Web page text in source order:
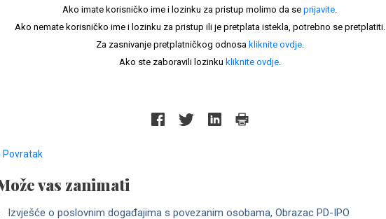
Ako imate korisničko ime i lozinku za pristup molimo da se prijavite.
Ako nemate korisničko ime i lozinku za pristup ili je pretplata istekla, potrebno se pretplatiti.
Za zasnivanje pretplatničkog odnosa kliknite ovdje.
Ako ste zaboravili lozinku kliknite ovdje.
Povratak
vas zanimati
Izvješće o poslovnim događajima s povezanim osobama, Obrazac PD-IPO